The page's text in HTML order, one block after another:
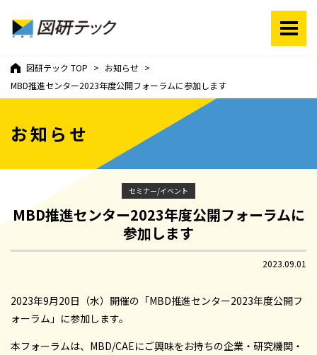
図研テック TOP
お知らせ
MBD推進センター2023年度公開フォーラムに参加します
お知らせ
セミナー/イベント
MBD推進センター2023年度公開フォーラムに
参加します
2023.09.01
2023年9月20日（水）開催の「MBD推進センター2023年度公開フ
ォーラム」に参加します。
本フォーラムは、MBD/CAEにご興味をお持ちの企業・研究機関・